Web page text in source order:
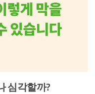
심각할까?